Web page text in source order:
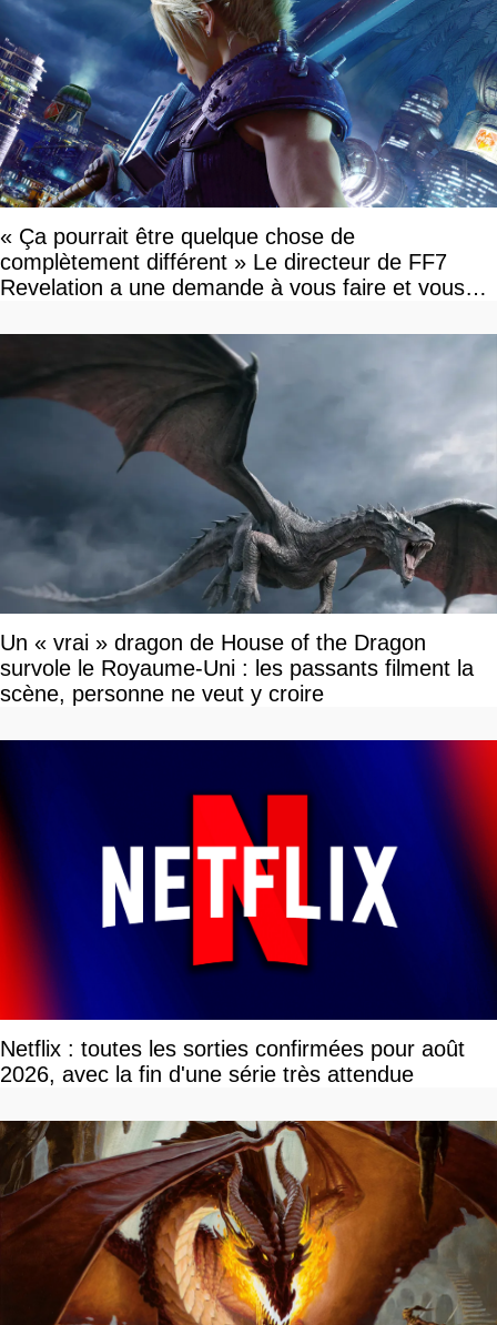
« Ça pourrait être quelque chose de
complètement différent » Le directeur de FF7
Revelation a une demande à vous faire et vous
Un « vrai » dragon de House of the Dragon
survole le Royaume-Uni : les passants filment la
scène, personne ne veut y croire
Netflix : toutes les sorties confirmées pour août
2026, avec la fin d'une série très attendue